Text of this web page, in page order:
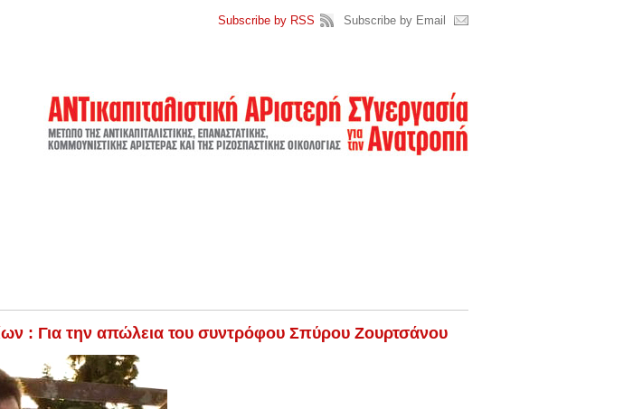
: Για την απώλεια του συντρόφου Σπύρου Ζουρτσάνου
Subscribe by RSS Subscribe by Email